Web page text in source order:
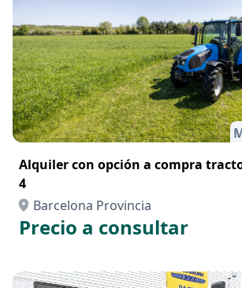
Alquiler con opción a compra
4
Barcelona Provincia
Precio a consultar